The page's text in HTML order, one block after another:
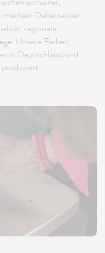
Dabei setzen
regionale
Unsere Farben,
in Deutschland und